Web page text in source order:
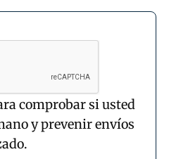
comprobar si usted
y prevenir envíos